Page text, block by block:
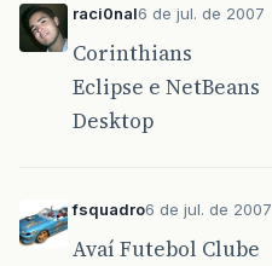
raci0nal6 de jul. de 2007
Corinthians
Eclipse e NetBeans
Desktop
fsquadro6 de jul. de 2007
Avaí Futebol Clube